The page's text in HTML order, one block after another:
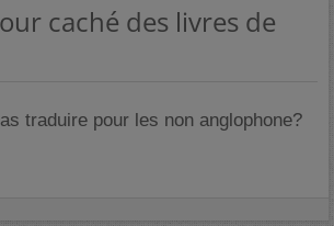
caché des livres de
traduire pour les non anglophone?